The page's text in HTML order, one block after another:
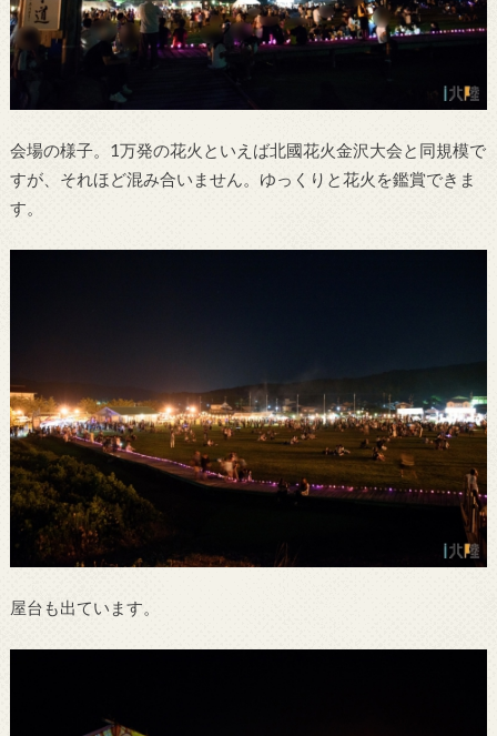
会場の様子。1万発の花火といえば北國花火金沢大会と同規模で
すが、それほど混み合いません。ゆっくりと花火を鑑賞できま
す。
屋台も出ています。